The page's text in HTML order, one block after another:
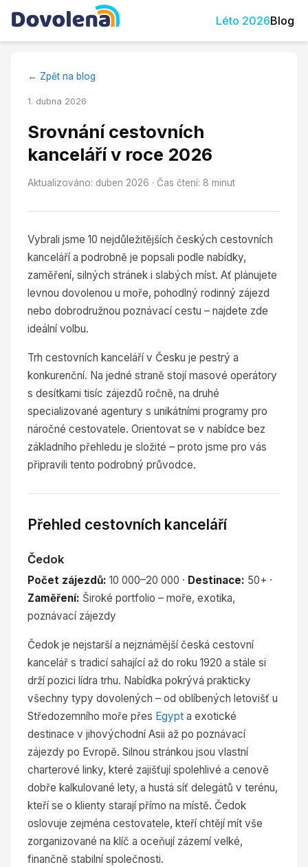
Léto 2026Blog
← Zpět na blog
1. dubna 2026
Srovnání cestovních
kanceláří v roce 2026
Aktualizováno: duben 2026 · Čas čtení: 8 minut
Vybrali jsme 10 nejdůležitějších českých cestovních
kanceláří a podrobně je popsali podle nabídky,
zaměření, silných stránek i slabých míst. Ať plánujete
levnou dovolenou u moře, pohodlný rodinný zájezd
nebo dobrodružnou poznávací cestu – najdete zde
ideální volbu.
Trh cestovních kanceláří v Česku je pestrý a
konkurenční. Na jedné straně stojí masové operátory
s desítkami tisíc zájezdů ročně, na druhé
specializované agentury s unikátními programy pro
náročné cestovatele. Orientovat se v nabídce bez
základního přehledu je složité – proto jsme pro vás
připravili tento podrobný průvodce.
Přehled cestovních kanceláří
Čedok
Počet zájezdů: 10 000–20 000 · Destinace: 50+ ·
Zaměření: Široké portfolio – moře, exotika,
poznávací zájezdy
Čedok je nejstarší a nejznámější česká cestovní
kancelář s tradicí sahající až do roku 1920 a stále si
drží pozici lídra trhu. Nabídka pokrývá prakticky
všechny typy dovolených – od oblíbených letovišť u
Středozemního moře přes Egypt a exotické
destinace v jihovýchodní Asii až po poznávací
zájezdy po Evropě. Silnou stránkou jsou vlastní
charterové linky, které zajišťují spolehlivé a cenově
dobře kalkulované lety, a hustá síť delegátů v terénu,
kteří se o klienty starají přímo na místě. Čedok
oslovuje zejména cestovatele, kteří chtějí mít vše
zorganizované na klíč a oceňují zázemí velké,
finančně stabilní společnosti.